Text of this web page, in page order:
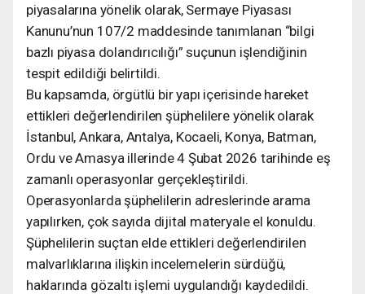
piyasalarına yönelik olarak, Sermaye Piyasası
Kanunu’nun 107/2 maddesinde tanımlanan “bilgi
bazlı piyasa dolandırıcılığı” suçunun işlendiğinin
tespit edildiği belirtildi.
Bu kapsamda, örgütlü bir yapı içerisinde hareket
ettikleri değerlendirilen şüphelilere yönelik olarak
İstanbul, Ankara, Antalya, Kocaeli, Konya, Batman,
Ordu ve Amasya illerinde 4 Şubat 2026 tarihinde eş
zamanlı operasyonlar gerçekleştirildi.
Operasyonlarda şüphelilerin adreslerinde arama
yapılırken, çok sayıda dijital materyale el konuldu.
Şüphelilerin suçtan elde ettikleri değerlendirilen
malvarlıklarına ilişkin incelemelerin sürdüğü,
haklarında gözaltı işlemi uygulandığı kaydedildi.